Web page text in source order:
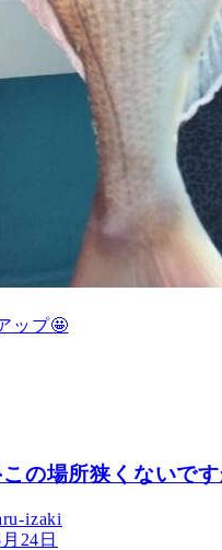
ップ🤩
の場所狭くないです
izaki
24日